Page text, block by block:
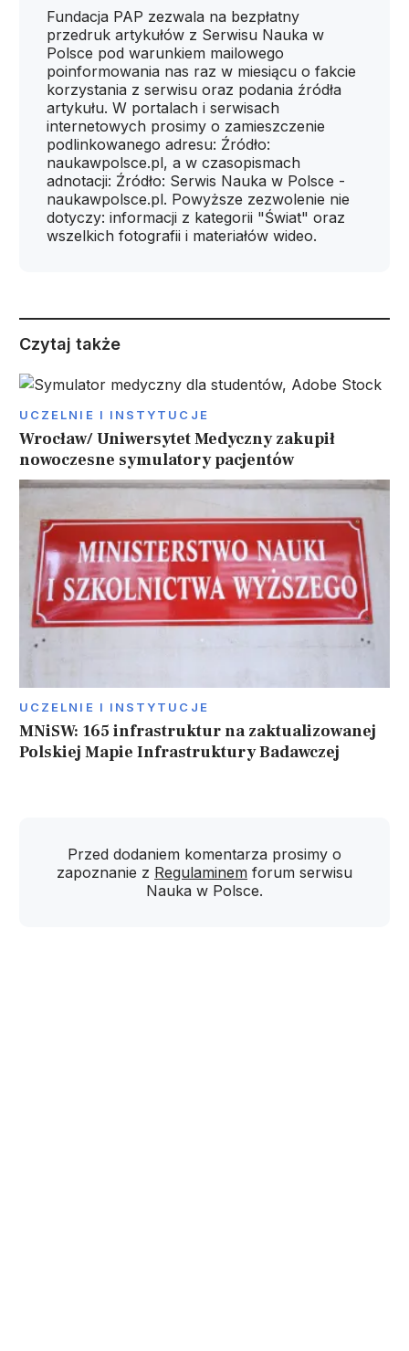
Fundacja PAP zezwala na bezpłatny
przedruk artykułów z Serwisu Nauka w
Polsce pod warunkiem mailowego
poinformowania nas raz w miesiącu o fakcie
korzystania z serwisu oraz podania źródła
artykułu. W portalach i serwisach
internetowych prosimy o zamieszczenie
podlinkowanego adresu: Źródło:
naukawpolsce.pl, a w czasopismach
adnotacji: Źródło: Serwis Nauka w Polsce -
naukawpolsce.pl. Powyższe zezwolenie nie
dotyczy: informacji z kategorii "Świat" oraz
wszelkich fotografii i materiałów wideo.
Czytaj także
UCZELNIE I INSTYTUCJE
Wrocław/ Uniwersytet Medyczny zakupił
nowoczesne symulatory pacjentów
UCZELNIE I INSTYTUCJE
MNiSW: 165 infrastruktur na zaktualizowanej
Polskiej Mapie Infrastruktury Badawczej
Przed dodaniem komentarza prosimy o
zapoznanie z Regulaminem forum serwisu
Nauka w Polsce.